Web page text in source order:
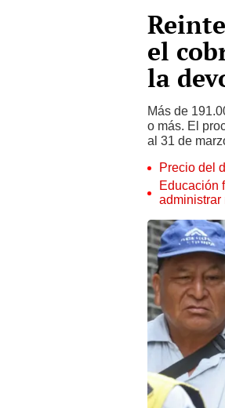
el
la
Más de
o más. El
al 31 de
Precio del
Educación
administrar